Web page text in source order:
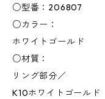
○型番：206807
○カラー：
ホワイトゴールド
○材質：
リング部分／
K10ホワイトゴールド